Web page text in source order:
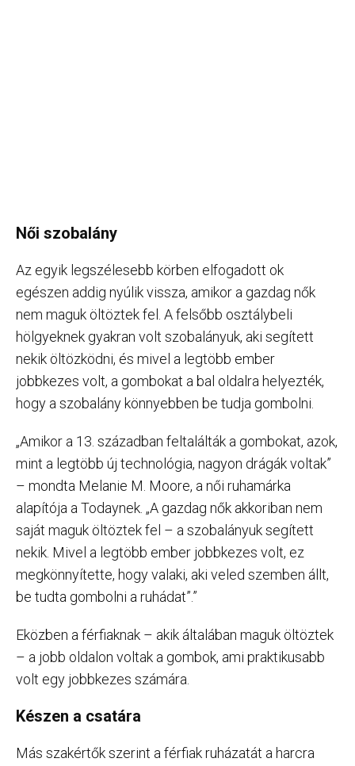
Női szobalány
Az egyik legszélesebb körben elfogadott ok
egészen addig nyúlik vissza, amikor a gazdag nők
nem maguk öltöztek fel. A felsőbb osztálybeli
hölgyeknek gyakran volt szobalányuk, aki segített
nekik öltözködni, és mivel a legtöbb ember
jobbkezes volt, a gombokat a bal oldalra helyezték,
hogy a szobalány könnyebben be tudja gombolni.
„Amikor a 13. században feltalálták a gombokat, azok,
mint a legtöbb új technológia, nagyon drágák voltak”
– mondta Melanie M. Moore, a női ruhamárka
alapítója a Todaynek. „A gazdag nők akkoriban nem
saját maguk öltöztek fel – a szobalányuk segített
nekik. Mivel a legtöbb ember jobbkezes volt, ez
megkönnyítette, hogy valaki, aki veled szemben állt,
be tudta gombolni a ruhádat”.”
Eközben a férfiaknak – akik általában maguk öltöztek
– a jobb oldalon voltak a gombok, ami praktikusabb
volt egy jobbkezes számára.
Készen a csatára
Más szakértők szerint a férfiak ruházatát a harcra